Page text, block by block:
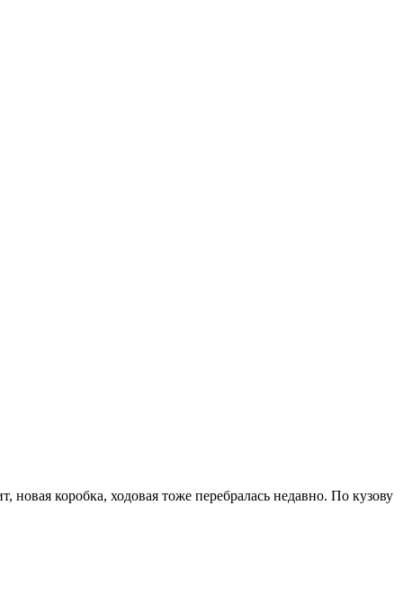
коробка, ходовая тоже перебралась недавно. По кузову